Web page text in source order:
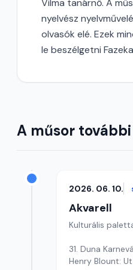
Vilma tanárnő. A
nyelvész
olvasók elé. Ezek
le beszélgetni
A műsor
2026. 06. 10.
Akvarell
Kulturális
31. Duna
Henry Blount: